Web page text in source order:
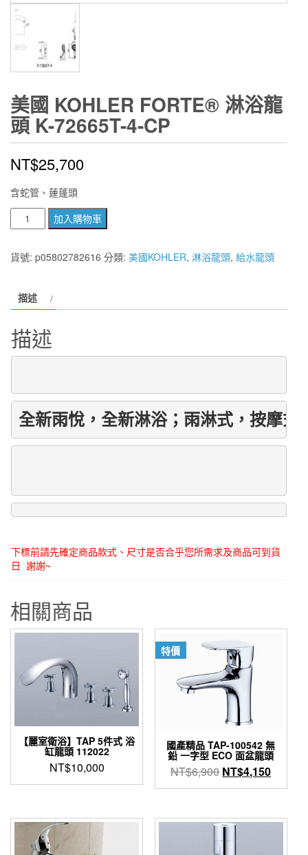
美國 KOHLER FORTE® 淋浴龍
頭 K-72665T-4-CP
NT$25,700
含蛇管、蓮蓬頭
國
KOHLER
Forte®
浴
頭
K-
CP
數
量
加入購物車
貨號: p05802782616 分類: 美國KOHLER, 淋浴龍頭, 給水龍頭
描述
描述
全新雨悅，全新淋浴；雨淋式，按摩
下標前請先確定商品款式、尺寸是否合乎您所需求及商品可到貨
日 謝謝~
相關商品
【麗室衛浴】TAP 5件式 浴
缸龍頭 112022
NT$10,000
特價
國產精品 TAP-100542 無
鉛 一字型 ECO 面盆龍頭
NT$6,900 原
始
格：
NT$6,900。
NT$4,150目
前
格：